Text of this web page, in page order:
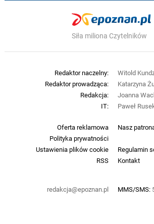
Siła miliona Czytelników
Oferta reklamowa
Nasz
Polityka prywatności
Ustawienia plików cookie
Regulamin
RSS
Kontakt
redakcja@epoznan.pl MMS/SMS:
Redaktor naczelny:
Witold
Redaktor prowadząca:
Katarzyna
Redakcja:
Joanna
IT:
Paweł